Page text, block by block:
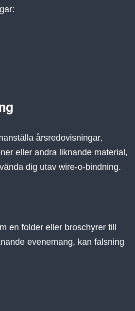
årsredovisningar,
eller andra liknande material,
dig utav wire-o-bindning.
en folder eller broschyrer till
evenemang, kan falsning